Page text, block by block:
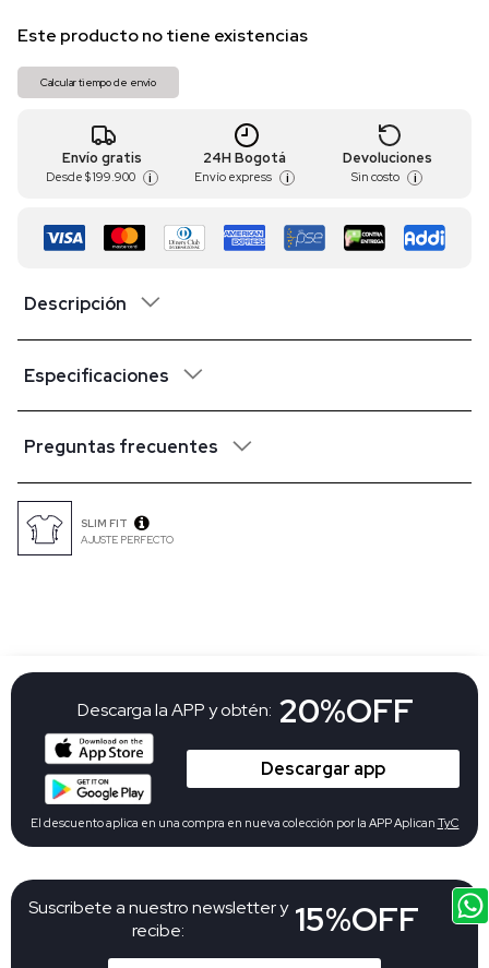
Este producto no tiene existencias
Calcular tiempo de envío
Envío gratis
Desde $ 199.900 i
24H Bogotá
Envío express i
Devoluciones
Sin costo i
Descripción
Especificaciones
Preguntas frecuentes
SLIM FIT
AJUSTE PERFECTO
Suscribete a nuestro newsletter y
recibe:
15%OFF
Descarga la APP y obtén: 20%OFF
Descargar app
El descuento aplica en una compra en nueva colección por la APP Aplican TyC